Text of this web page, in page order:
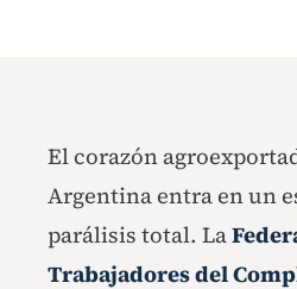
El corazón
Argentina entra en un
parálisis total. La
Trabajadores del